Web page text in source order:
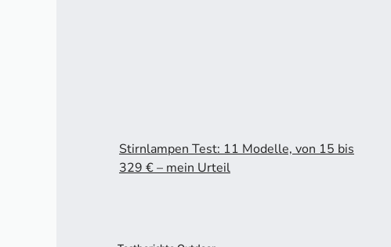
Stirnlampen Test: 11 Modelle, von 15 bis
329 € – mein Urteil